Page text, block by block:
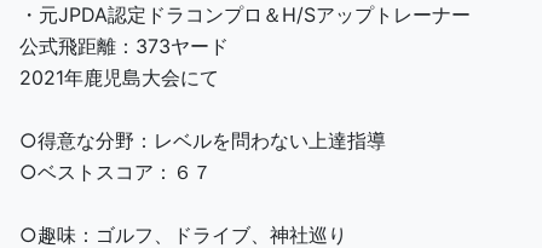
・元JPDA認定ドラコンプロ＆H/Sアップトレーナー
公式飛距離：373ヤード
2021年鹿児島大会にて
○得意な分野：レベルを問わない上達指導
○ベストスコア：６７
○趣味：ゴルフ、ドライブ、神社巡り